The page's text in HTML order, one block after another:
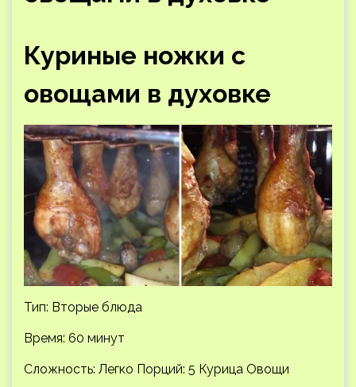
Куриные ножки с
овощами в духовке
Тип: Вторые блюда
Время: 60 минут
Сложность: Легко Порций: 5 Курица Овощи